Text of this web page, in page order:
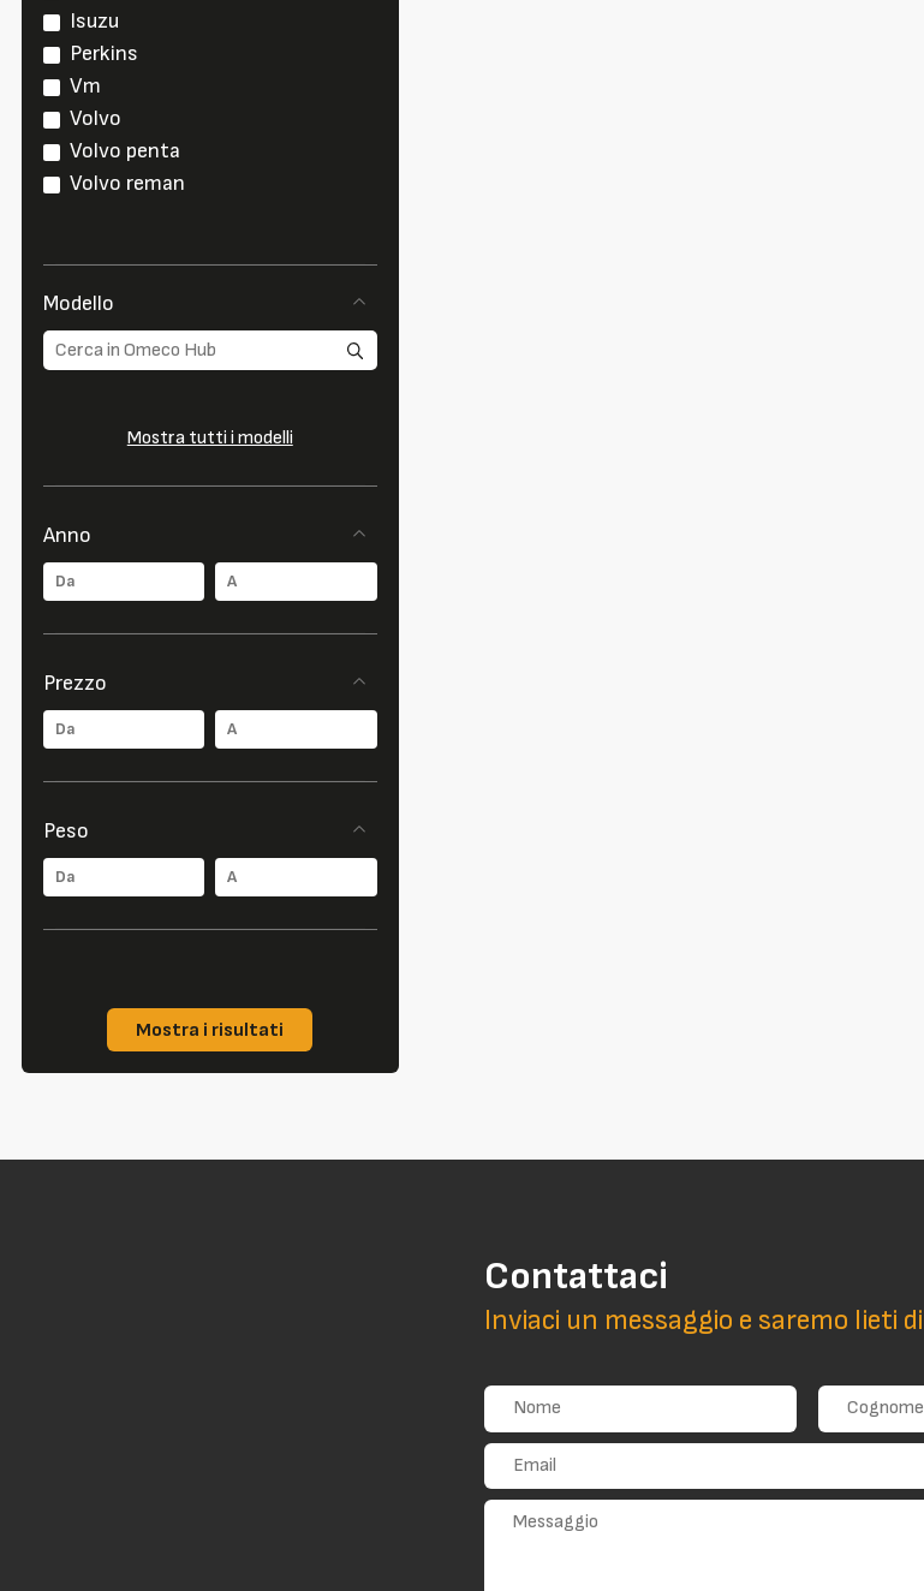
Isuzu
Perkins
Vm
Volvo
Volvo penta
Volvo reman
Modello
Mostra tutti i modelli
Anno
Prezzo
Peso
Mostra i risultati
Contattaci
Inviaci un messaggio e saremo lieti